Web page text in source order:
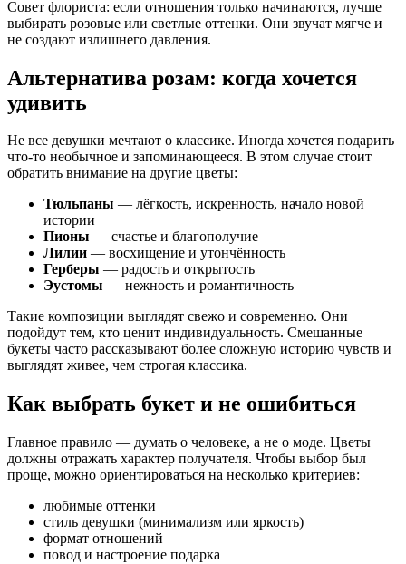
Совет флориста: если отношения только начинаются, лучше
выбирать розовые или светлые оттенки. Они звучат мягче и
не создают излишнего давления.
Альтернатива розам: когда хочется
удивить
Не все девушки мечтают о классике. Иногда хочется подарить
что-то необычное и запоминающееся. В этом случае стоит
обратить внимание на другие цветы:
Тюльпаны — лёгкость, искренность, начало новой
истории
Пионы — счастье и благополучие
Лилии — восхищение и утончённость
Герберы — радость и открытость
Эустомы — нежность и романтичность
Такие композиции выглядят свежо и современно. Они
подойдут тем, кто ценит индивидуальность. Смешанные
букеты часто рассказывают более сложную историю чувств и
выглядят живее, чем строгая классика.
Как выбрать букет и не ошибиться
Главное правило — думать о человеке, а не о моде. Цветы
должны отражать характер получателя. Чтобы выбор был
проще, можно ориентироваться на несколько критериев:
любимые оттенки
стиль девушки (минимализм или яркость)
формат отношений
повод и настроение подарка